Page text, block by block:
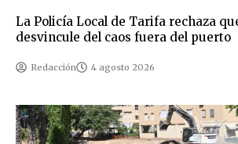
La Policía Local de Tarifa rechaza
desvincule del caos fuera del puerto
Redacción 4 agosto 2026